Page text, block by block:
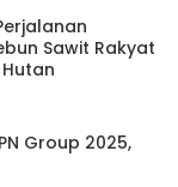
Sawit Rakyat
Group 2025,